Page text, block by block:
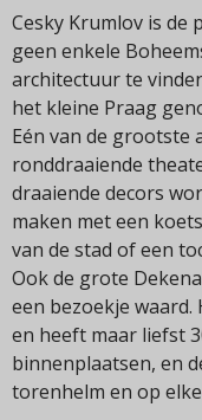
Cesky Krumlov is de
geen enkele
architectuur te
het kleine Praag
Eén van de grootste
ronddraaiende
draaiende decors
maken met een
van de stad of een
Ook de grote
een bezoekje
en heeft maar liefst
binnenplaatsen, en
torenhelm en op